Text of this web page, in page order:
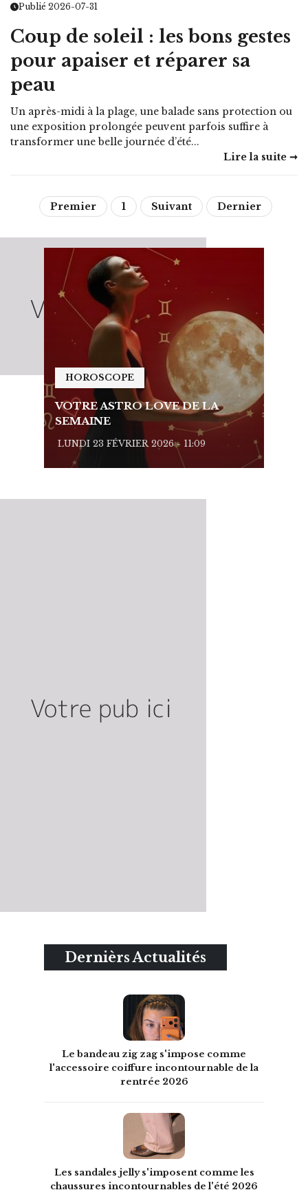
Publié 2026-07-31
Coup de soleil : les bons gestes
pour apaiser et réparer sa
peau
Un après-midi à la plage, une balade sans protection ou
une exposition prolongée peuvent parfois suffire à
transformer une belle journée d’été...
Lire la suite ➞
Premier 1 Suivant Dernier
HOROSCOPE
VOTRE ASTRO LOVE DE LA
SEMAINE
LUNDI 23 FÉVRIER 2026 - 11:09
Dernièrs Actualités
Le bandeau zig zag s'impose comme
l'accessoire coiffure incontournable de la
rentrée 2026
Les sandales jelly s'imposent comme les
chaussures incontournables de l'été 2026